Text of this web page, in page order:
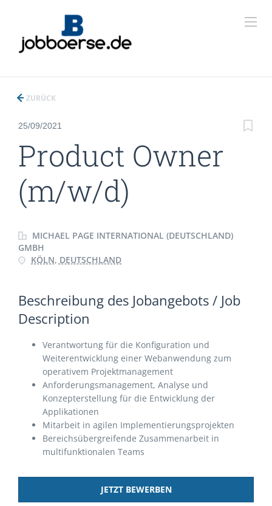
ZURÜCK
25/09/2021
Product Owner
(m/w/d)
MICHAEL PAGE INTERNATIONAL (DEUTSCHLAND)
GMBH
KÖLN, DEUTSCHLAND
Beschreibung des Jobangebots / Job
Description
Verantwortung für die Konfiguration und
Weiterentwicklung einer Webanwendung zum
operativem Projektmanagement
Anforderungsmanagement, Analyse und
Konzepterstellung für die Entwicklung der
Applikationen
Mitarbeit in agilen Implementierungsprojekten
Bereichsübergreifende Zusammenarbeit in
multifunktionalen Teams
JETZT BEWERBEN